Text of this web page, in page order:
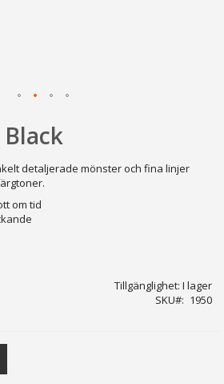
detaljerade mönster och fina linjer
om tid
Tillgänglighet: I lager
SKU
1950